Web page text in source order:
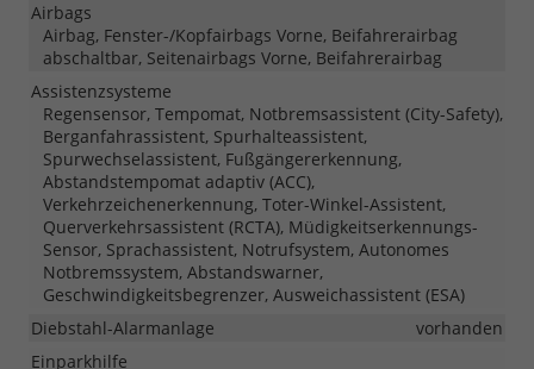
Airbags
Airbag, Fenster-/Kopfairbags Vorne, Beifahrerairbag
abschaltbar, Seitenairbags Vorne, Beifahrerairbag
Assistenzsysteme
Regensensor, Tempomat, Notbremsassistent (City-Safety),
Berganfahrassistent, Spurhalteassistent,
Spurwechselassistent, Fußgängererkennung,
Abstandstempomat adaptiv (ACC),
Verkehrzeichenerkennung, Toter-Winkel-Assistent,
Querverkehrsassistent (RCTA), Müdigkeitserkennungs-
Sensor, Sprachassistent, Notrufsystem, Autonomes
Notbremssystem, Abstandswarner,
Geschwindigkeitsbegrenzer, Ausweichassistent (ESA)
Diebstahl-Alarmanlage
vorhanden
Einparkhilfe